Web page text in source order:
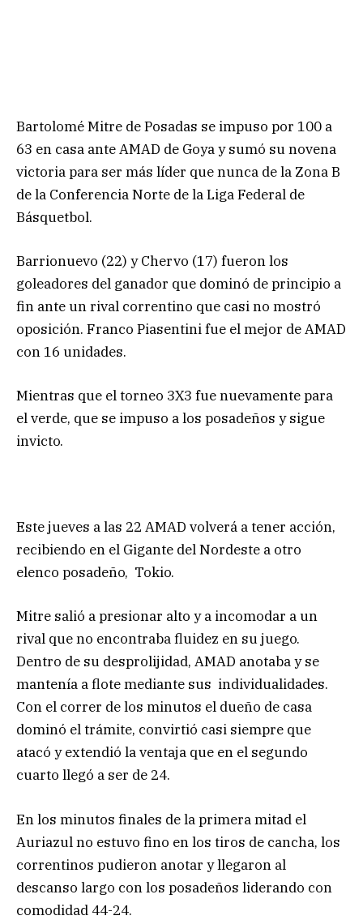
Bartolomé Mitre de Posadas se impuso por 100 a
63 en casa ante AMAD de Goya y sumó su novena
victoria para ser más líder que nunca de la Zona B
de la Conferencia Norte de la Liga Federal de
Básquetbol.
Barrionuevo (22) y Chervo (17) fueron los
goleadores del ganador que dominó de principio a
fin ante un rival correntino que casi no mostró
oposición. Franco Piasentini fue el mejor de AMAD
con 16 unidades.
Mientras que el torneo 3X3 fue nuevamente para
el verde, que se impuso a los posadeños y sigue
invicto.
Este jueves a las 22 AMAD volverá a tener acción,
recibiendo en el Gigante del Nordeste a otro
elenco posadeño, Tokio.
Mitre salió a presionar alto y a incomodar a un
rival que no encontraba fluidez en su juego.
Dentro de su desprolijidad, AMAD anotaba y se
mantenía a flote mediante sus individualidades.
Con el correr de los minutos el dueño de casa
dominó el trámite, convirtió casi siempre que
atacó y extendió la ventaja que en el segundo
cuarto llegó a ser de 24.
En los minutos finales de la primera mitad el
Auriazul no estuvo fino en los tiros de cancha, los
correntinos pudieron anotar y llegaron al
descanso largo con los posadeños liderando con
comodidad 44-24.